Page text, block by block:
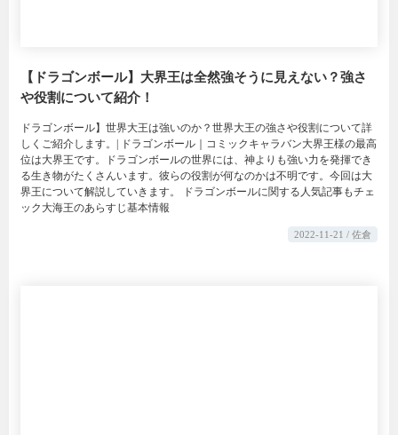
【ドラゴンボール】大界王は全然強そうに見えない？強さ
や役割について紹介！
ドラゴンボール】世界大王は強いのか？世界大王の強さや役割について詳
しくご紹介します。| ドラゴンボール｜コミックキャラバン大界王様の最高
位は大界王です。ドラゴンボールの世界には、神よりも強い力を発揮でき
る生き物がたくさんいます。彼らの役割が何なのかは不明です。今回は大
界王について解説していきます。 ドラゴンボールに関する人気記事もチェ
ック大海王のあらすじ基本情報
2022-11-21 / 佐倉